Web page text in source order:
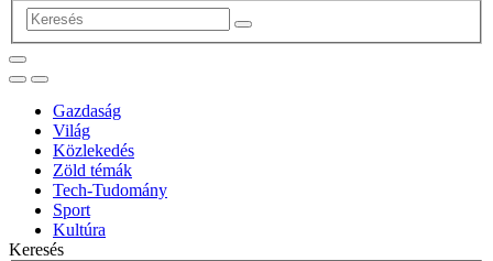
Gazdaság
Világ
Közlekedés
Zöld témák
Tech-Tudomány
Sport
Kultúra
Keresés